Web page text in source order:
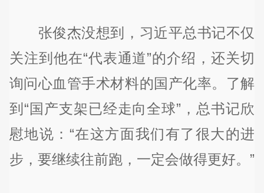
张俊杰没想到，习近平总书记不仅
关注到他在“代表通道”的介绍，还关切
询问心血管手术材料的国产化率。了解
到“国产支架已经走向全球”，总书记欣
慰地说：“在这方面我们有了很大的进
步，要继续往前跑，一定会做得更好。”